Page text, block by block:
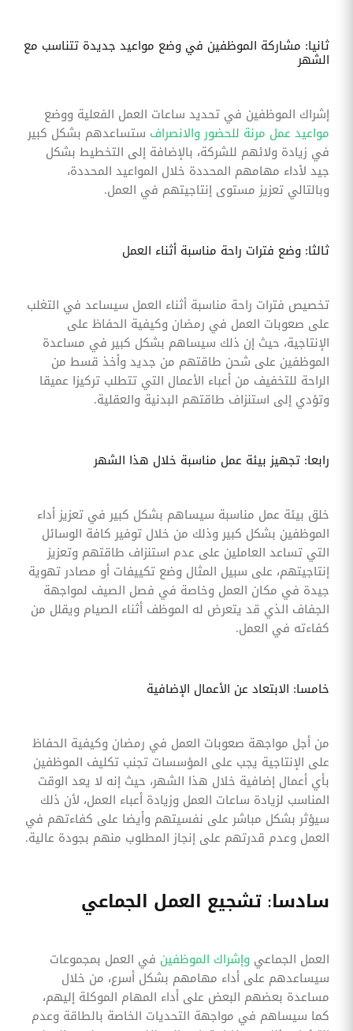
ثانيا: مشاركة الموظفين في وضع مواعيد جديدة تتناسب مع
الشهر
إشراك الموظفين في تحديد ساعات العمل الفعلية ووضع
مواعيد عمل مرنة للحضور والانصراف ستساعدهم بشكل كبير
في زيادة ولائهم للشركة، بالإضافة إلى التخطيط بشكل
جيد لأداء مهامهم المحددة خلال المواعيد المحددة،
وبالتالي تعزيز مستوى إنتاجيتهم في العمل.
ثالثا: وضع فترات راحة مناسبة أثناء العمل
تخصيص فترات راحة مناسبة أثناء العمل سيساعد في التغلب
على صعوبات العمل في رمضان وكيفية الحفاظ على
الإنتاجية، حيث إن ذلك سيساهم بشكل كبير في مساعدة
الموظفين على شحن طاقتهم من جديد وأخذ قسط من
الراحة للتخفيف من أعباء الأعمال التي تتطلب تركيزا عميقا
وتؤدي إلى استنزاف طاقتهم البدنية والعقلية.
رابعا: تجهيز بيئة عمل مناسبة خلال هذا الشهر
خلق بيئة عمل مناسبة سيساهم بشكل كبير في تعزيز أداء
الموظفين بشكل كبير وذلك من خلال توفير كافة الوسائل
التي تساعد العاملين على عدم استنزاف طاقتهم وتعزيز
إنتاجيتهم، على سبيل المثال وضع تكييفات أو مصادر تهوية
جيدة في مكان العمل وخاصة في فصل الصيف لمواجهة
الجفاف الذي قد يتعرض له الموظف أثناء الصيام ويقلل من
كفاءته في العمل.
خامسا: الابتعاد عن الأعمال الإضافية
من أجل مواجهة صعوبات العمل في رمضان وكيفية الحفاظ
على الإنتاجية يجب على المؤسسات تجنب تكليف الموظفين
بأي أعمال إضافية خلال هذا الشهر، حيث إنه لا يعد الوقت
المناسب لزيادة ساعات العمل وزيادة أعباء العمل، لأن ذلك
سيؤثر بشكل مباشر على نفسيتهم وأيضا على كفاءتهم في
العمل وعدم قدرتهم على إنجاز المطلوب منهم بجودة عالية.
سادسا: تشجيع العمل الجماعي
العمل الجماعي وإشراك الموظفين في العمل بمجموعات
سيساعدهم على أداء مهامهم بشكل أسرع، من خلال
مساعدة بعضهم البعض على أداء المهام الموكلة إليهم،
كما سيساهم في مواجهة التحديات الخاصة بالطاقة وعدم